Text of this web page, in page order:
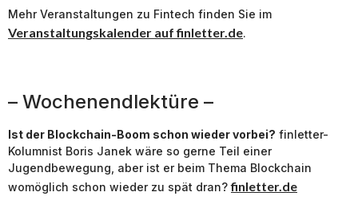
Mehr Veranstaltungen zu Fintech finden Sie im
Veranstaltungskalender auf finletter.de.
– Wochenendlektüre –
Ist der Blockchain-Boom schon wieder vorbei? finletter-
Kolumnist Boris Janek wäre so gerne Teil einer
Jugendbewegung, aber ist er beim Thema Blockchain
womöglich schon wieder zu spät dran?finletter.de